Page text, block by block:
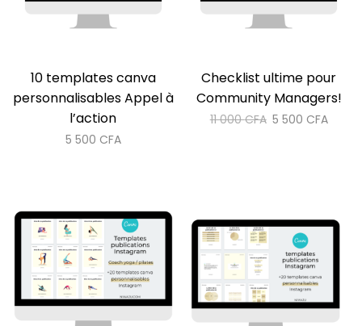
10 templates canva
personnalisables Appel à
l’action
5 500 CFA
Checklist ultime pour
Community Managers!
11 000CFA Le
5 500 CFALe